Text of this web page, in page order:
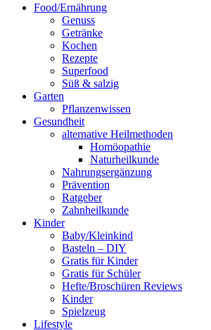
Food/Ernährung
Genuss
Getränke
Kochen
Rezepte
Superfood
Süß & salzig
Garten
Pflanzenwissen
Gesundheit
alternative Heilmethoden
Homöopathie
Naturheilkunde
Nahrungsergänzung
Prävention
Ratgeber
Zahnheilkunde
Kinder
Baby/Kleinkind
Basteln – DIY
Gratis für Kinder
Gratis für Schüler
Hefte/Broschüren Reviews
Kinder
Spielzeug
Lifestyle